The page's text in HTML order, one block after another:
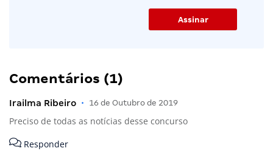
Comentários (1)
Irailma Ribeiro • 16 de Outubro de 2019
Preciso de todas as notícias desse concurso
Responder